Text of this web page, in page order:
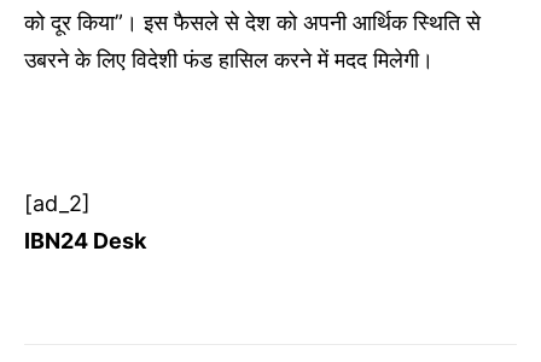
को दूर किया”। इस फैसले से देश को अपनी आर्थिक स्थिति से
उबरने के लिए विदेशी फंड हासिल करने में मदद मिलेगी।
[ad_2]
IBN24 Desk